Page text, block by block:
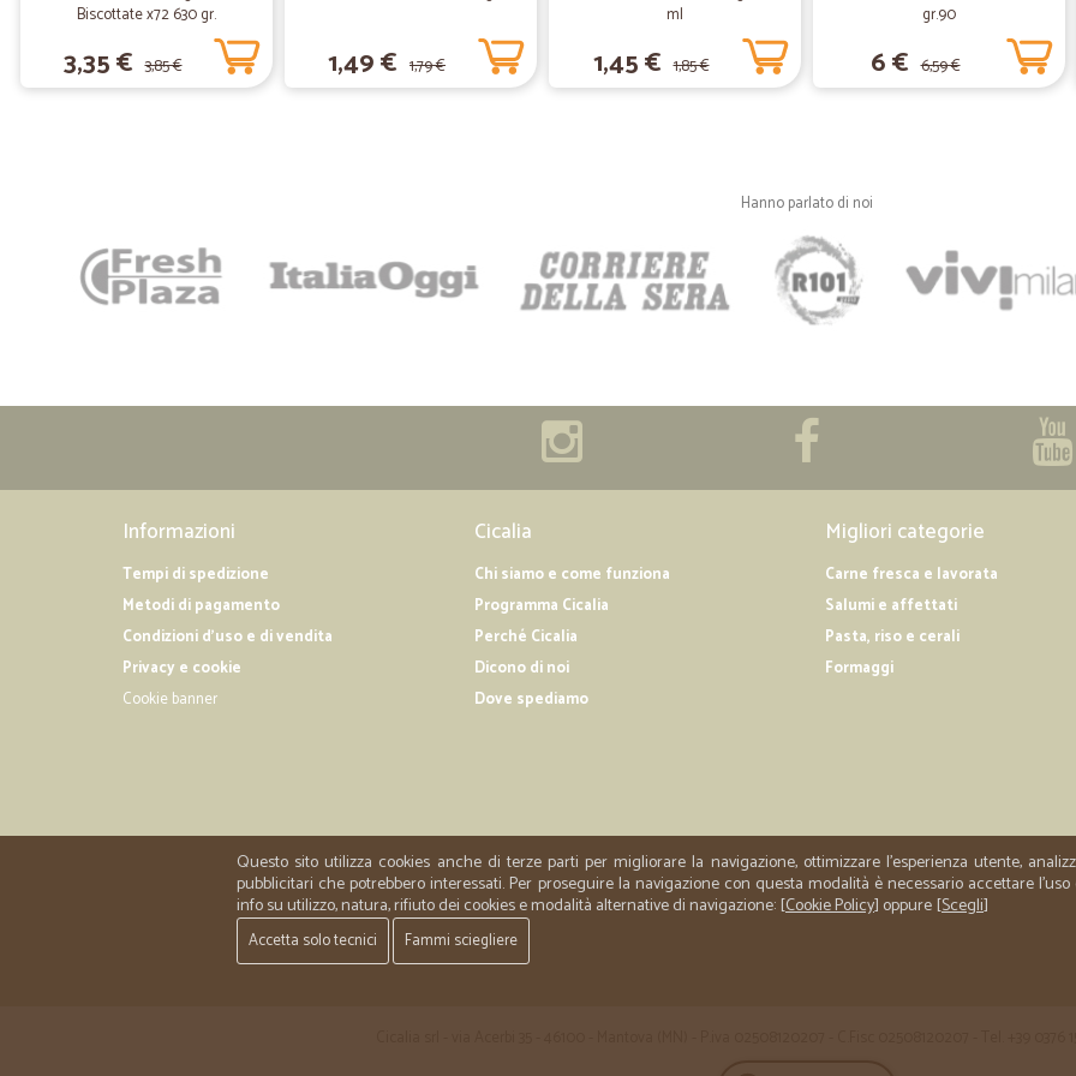
Walter S.
Eccellente
Efficienza, professionalità e
Merce arrivata per tempo
Merce arrivata per tempo
SERVIZIO IMPECCABILE
SERVIZIO IMPECCABILE
Biscottate x72 630 gr.
3,35 € 3,85 € 1,49 € 1,79 €
ml
1,45 € 1,85 €
gr.90
6 € 6,59 €
Hanno parlato di noi
Informazioni
Tempi di spedizione
Metodi di pagamento
Condizioni d'uso e di vendita
Privacy e cookie
Cookie banner
Cicalia
Chi siamo e come funziona
Programma Cicalia
Perché Cicalia
Dicono di noi
Dove spediamo
Migliori categorie
Carne fresca e lavorata
Salumi e affettati
Pasta, riso e cerali
Formaggi
Questo sito utilizza cookies anche di terze parti per migliorare la navigazione, ottimizzare l'esperienza utente,
pubblicitari che potrebbero interessati. Per proseguire la navigazione con questa modalità è necessario accettare
info su utilizzo, natura, rifiuto dei cookies e modalità alternative di navigazione: [Cookie Policy] oppure [Scegli]
Accetta solo tecnici Fammi sciegliere